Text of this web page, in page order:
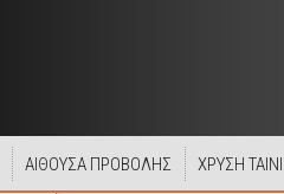
ΑΙΘΟΥΣΑ ΠΡΟΒΟΛΗΣ ΧΡΥΣΗ